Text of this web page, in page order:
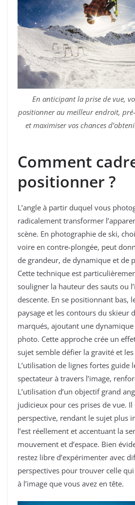
En anticipant la prise de vue,
positionner au meilleur endroit,
et maximiser vos chances
Comment
positionner ?
L’angle à partir duquel vous
radicalement transformer
scène. En photographie de ski,
voire en contre-plongée, peut
de grandeur, de dynamique et de
Cette technique est
souligner la hauteur des sauts ou
descente. En se positionnant bas,
paysage et les contours du skieur
marqués, ajoutant une
photo. Cette approche crée un
sujet semble défier la gravité et
L’utilisation de lignes fortes guide
spectateur à travers l’image,
L’utilisation d’un objectif grand
judicieux pour ces prises de vue.
perspective, rendant le sujet plus
l’est réellement et accentuant la
mouvement et d’espace. Bien
restez libre d’expérimenter avec
perspectives pour trouver celle
à l’image que vous avez en tête.